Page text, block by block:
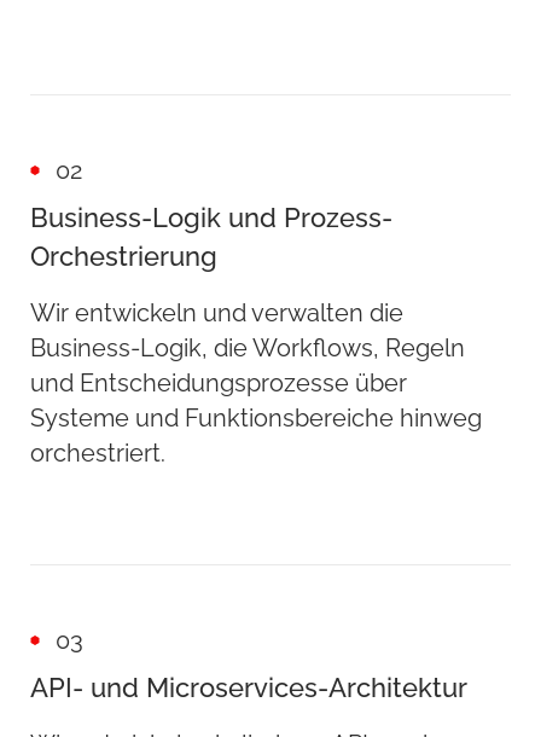
02
Business-Logik und Prozess-
Orchestrierung
Wir entwickeln und verwalten die
Business-Logik, die Workflows, Regeln
und Entscheidungsprozesse über
Systeme und Funktionsbereiche hinweg
orchestriert.
03
API- und Microservices-Architektur